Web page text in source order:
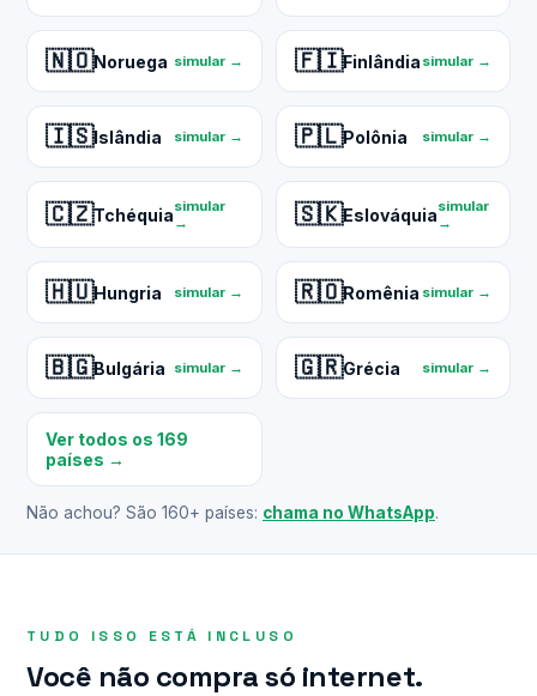
🇳🇴Noruega simular → 🇫🇮Finlândia simular →
🇮🇸Islândia simular → 🇵🇱Polônia simular →
🇨🇿Tchéquiasimular
→
🇸🇰Eslováquiasimular
→
🇭🇺Hungria simular → 🇷🇴Romênia simular →
🇧🇬Bulgária simular → 🇬🇷Grécia simular →
Ver todos os 169
países →
Não achou? São 160+ países: chama no WhatsApp.
TUDO ISSO ESTÁ INCLUSO
Você não compra só internet.